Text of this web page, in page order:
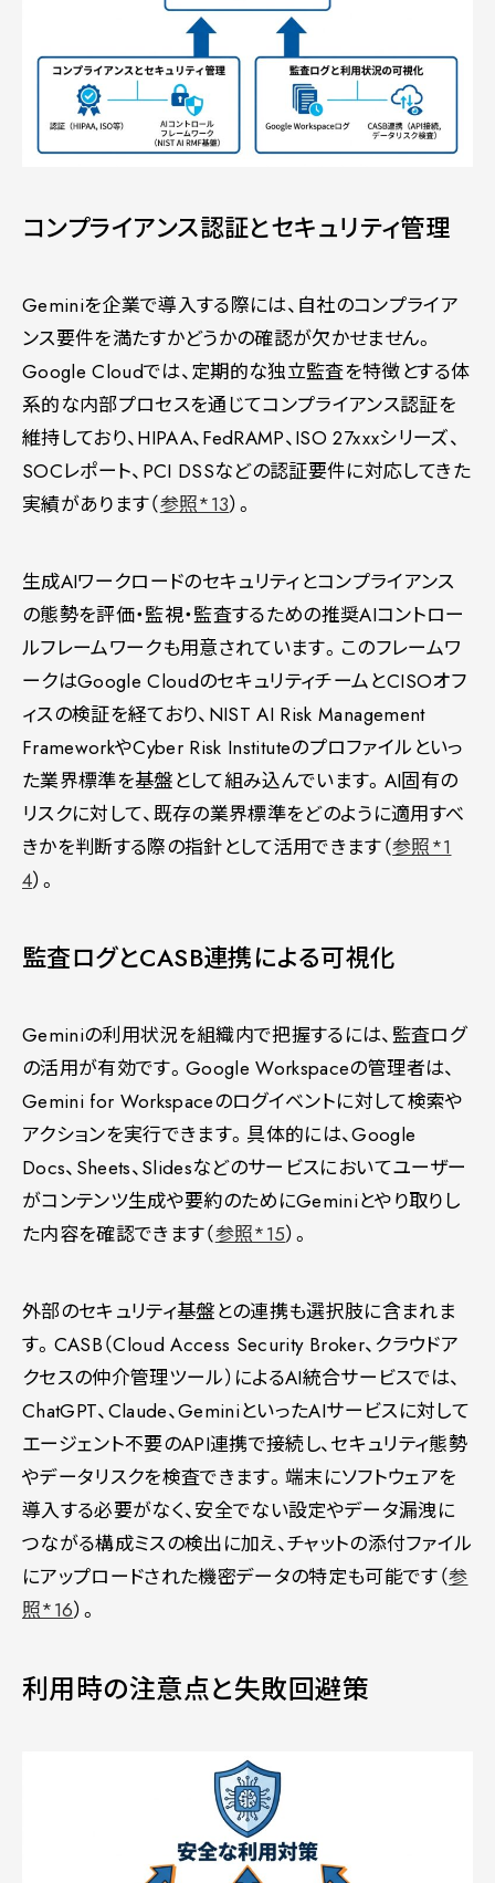
コンプライアンス認証とセキュリティ管理
Geminiを企業で導入する際には、自社のコンプライア
ンス要件を満たすかどうかの確認が欠かせません。
Google Cloudでは、定期的な独立監査を特徴とする体
系的な内部プロセスを通じてコンプライアンス認証を
維持しており、HIPAA、FedRAMP、ISO 27xxxシリーズ、
SOCレポート、PCI DSSなどの認証要件に対応してきた
実績があります（参照*13）。
生成AIワークロードのセキュリティとコンプライアンス
の態勢を評価・監視・監査するための推奨AIコントロー
ルフレームワークも用意されています。このフレームワ
ークはGoogle CloudのセキュリティチームとCISOオフ
ィスの検証を経ており、NIST AI Risk Management
FrameworkやCyber Risk Instituteのプロファイルといっ
た業界標準を基盤として組み込んでいます。AI固有の
リスクに対して、既存の業界標準をどのように適用すべ
きかを判断する際の指針として活用できます（参照*1
4）。
監査ログとCASB連携による可視化
Geminiの利用状況を組織内で把握するには、監査ログ
の活用が有効です。Google Workspaceの管理者は、
Gemini for Workspaceのログイベントに対して検索や
アクションを実行できます。具体的には、Google
Docs、Sheets、Slidesなどのサービスにおいてユーザー
がコンテンツ生成や要約のためにGeminiとやり取りし
た内容を確認できます（参照*15）。
外部のセキュリティ基盤との連携も選択肢に含まれま
す。CASB（Cloud Access Security Broker、クラウドア
クセスの仲介管理ツール）によるAI統合サービスでは、
ChatGPT、Claude、GeminiといったAIサービスに対して
エージェント不要のAPI連携で接続し、セキュリティ態勢
やデータリスクを検査できます。端末にソフトウェアを
導入する必要がなく、安全でない設定やデータ漏洩に
つながる構成ミスの検出に加え、チャットの添付ファイル
にアップロードされた機密データの特定も可能です（参
照*16）。
利用時の注意点と失敗回避策